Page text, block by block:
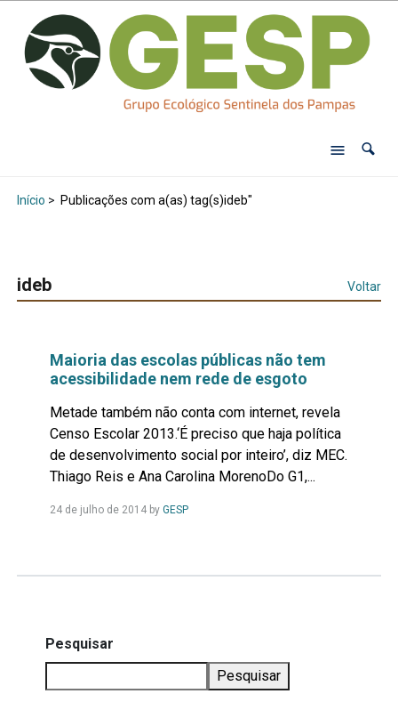
Início > Publicações com a(as) tag(s)ideb"
ideb Voltar
Maioria das escolas públicas não tem
acessibilidade nem rede de esgoto
Metade também não conta com internet, revela
Censo Escolar 2013.‘É preciso que haja política
de desenvolvimento social por inteiro’, diz MEC.
Thiago Reis e Ana Carolina MorenoDo G1,...
24 de julho de 2014by GESPLeia
Pesquisar
Pesquisar